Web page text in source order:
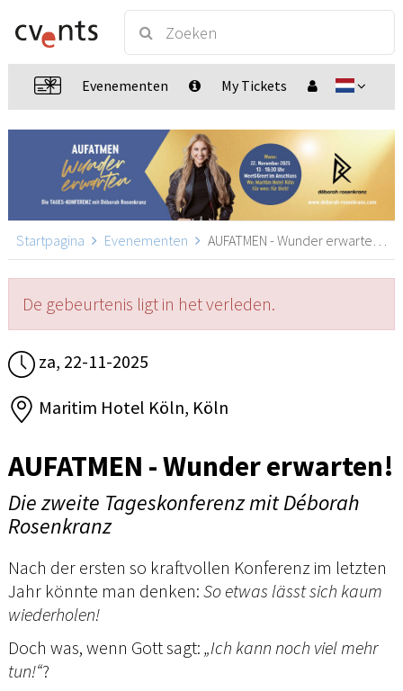
Evenementen My Tickets
Startpagina Evenementen AUFATMEN - Wunder erwarten!, Köln
De gebeurtenis ligt in het verleden.
za, 22-11-2025
Maritim Hotel Köln, Köln
AUFATMEN - Wunder erwarten!
Die zweite Tageskonferenz mit Déborah
Rosenkranz
Nach der ersten so kraftvollen Konferenz im letzten
Jahr könnte man denken: So etwas lässt sich kaum
wiederholen!
Doch was, wenn Gott sagt: „Ich kann noch viel mehr
tun!“?